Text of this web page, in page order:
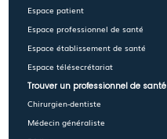
Espace patient
Espace professionnel de santé
Espace établissement de santé
Espace télésecrétariat
Trouver un professionnel de santé
Chirurgien-dentiste
Médecin généraliste